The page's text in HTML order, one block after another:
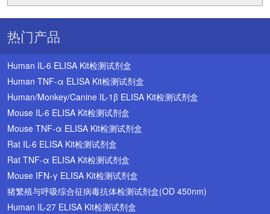
热门产品
Human IL-6 ELISA Kit检测试剂盒
Human TNF-α ELISA Kit检测试剂盒
Human/Monkey/Canine IL-1β ELISA Kit检测试剂盒
Mouse IL-6 ELISA Kit检测试剂盒
Mouse TNF-α ELISA Kit检测试剂盒
Rat IL-6 ELISA Kit检测试剂盒
Rat TNF-α ELISA Kit检测试剂盒
Mouse IFN-γ ELISA Kit检测试剂盒
猪繁殖与呼吸综合征病毒抗体检测试剂盒(OD 450nm)
Human IL-27 ELISA Kit检测试剂盒